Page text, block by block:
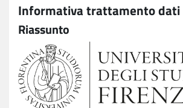
Informativa trattamento dati
Riassunto